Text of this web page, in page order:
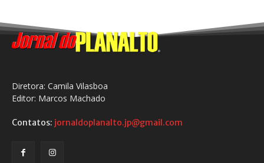
Diretora: Camila Vilasboa
Editor: Marcos Machado
Contatos: jornaldoplanalto.jp@gmail.com